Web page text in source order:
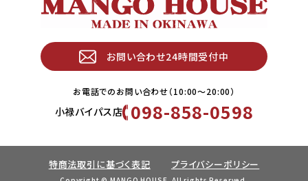
お問い合わせ24時間受付中
お電話でのお問い合わせ（10:00〜20:00）
小禄バイパス店 098-858-0598
特商法取引に基づく表記 プライバシーポリシー